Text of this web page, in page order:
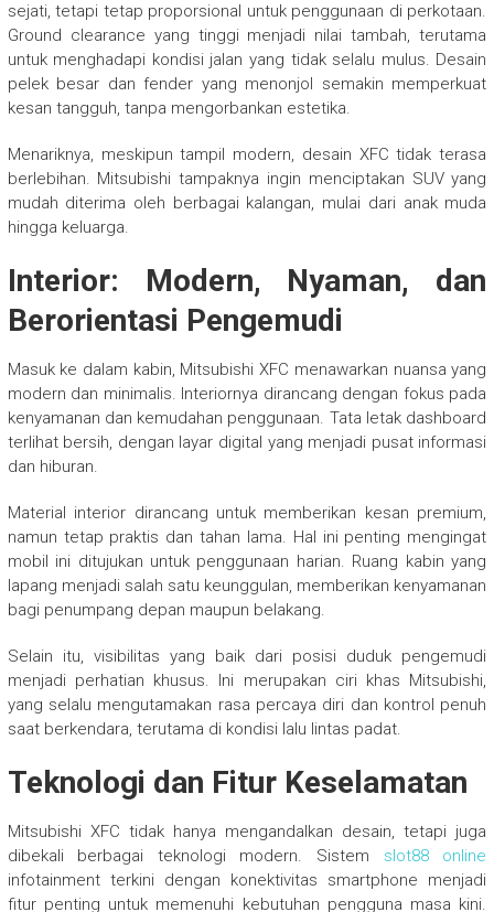
sejati, tetapi tetap proporsional untuk penggunaan di perkotaan.
Ground clearance yang tinggi menjadi nilai tambah, terutama
untuk menghadapi kondisi jalan yang tidak selalu mulus. Desain
pelek besar dan fender yang menonjol semakin memperkuat
kesan tangguh, tanpa mengorbankan estetika.
Menariknya, meskipun tampil modern, desain XFC tidak terasa
berlebihan. Mitsubishi tampaknya ingin menciptakan SUV yang
mudah diterima oleh berbagai kalangan, mulai dari anak muda
hingga keluarga.
Interior: Modern, Nyaman, dan
Berorientasi Pengemudi
Masuk ke dalam kabin, Mitsubishi XFC menawarkan nuansa yang
modern dan minimalis. Interiornya dirancang dengan fokus pada
kenyamanan dan kemudahan penggunaan. Tata letak dashboard
terlihat bersih, dengan layar digital yang menjadi pusat informasi
dan hiburan.
Material interior dirancang untuk memberikan kesan premium,
namun tetap praktis dan tahan lama. Hal ini penting mengingat
mobil ini ditujukan untuk penggunaan harian. Ruang kabin yang
lapang menjadi salah satu keunggulan, memberikan kenyamanan
bagi penumpang depan maupun belakang.
Selain itu, visibilitas yang baik dari posisi duduk pengemudi
menjadi perhatian khusus. Ini merupakan ciri khas Mitsubishi,
yang selalu mengutamakan rasa percaya diri dan kontrol penuh
saat berkendara, terutama di kondisi lalu lintas padat.
Teknologi dan Fitur Keselamatan
Mitsubishi XFC tidak hanya mengandalkan desain, tetapi juga
dibekali berbagai teknologi modern. Sistem slot88 online
infotainment terkini dengan konektivitas smartphone menjadi
fitur penting untuk memenuhi kebutuhan pengguna masa kini.